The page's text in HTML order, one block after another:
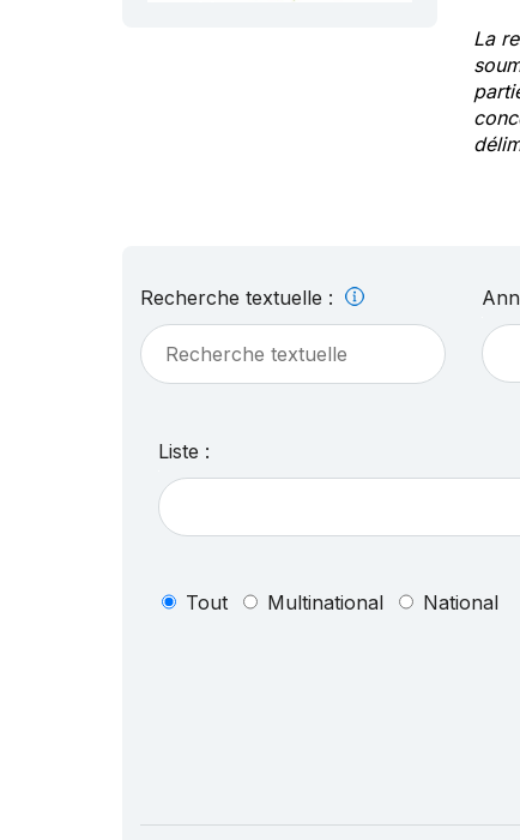
La
Recherche textuelle :
Liste :
Tout Multinational National